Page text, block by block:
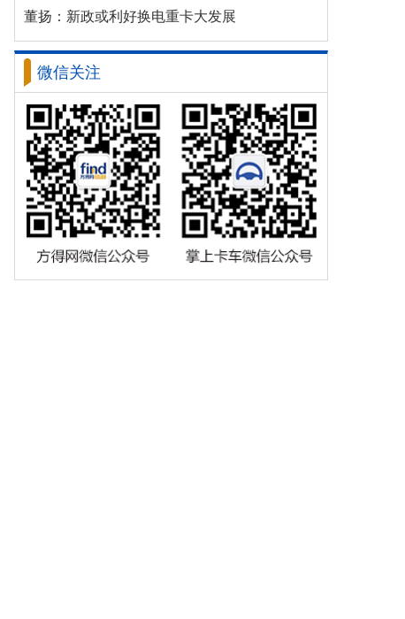
董扬：新政或利好换电重卡大发展
微信关注